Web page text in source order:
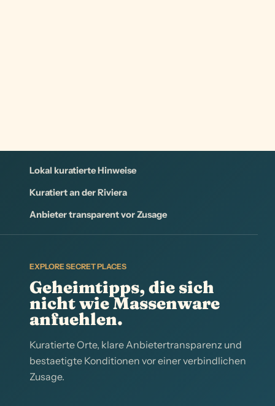
Lokal kuratierte Hinweise
Kuratiert an der Riviera
Anbieter transparent vor Zusage
EXPLORE SECRET PLACES
Geheimtipps, die sich
nicht wie Massenware
anfuehlen.
Kuratierte Orte, klare Anbietertransparenz und
bestaetigte Konditionen vor einer verbindlichen
Zusage.